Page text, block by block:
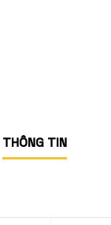
THÔNG TIN